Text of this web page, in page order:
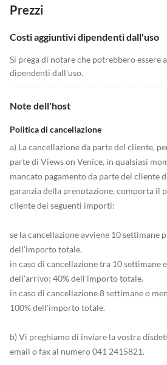
Prezzi
Costi aggiuntivi dipendenti dall'uso
Si prega di notare che potrebbero essere
dipendenti dall'uso.
Note dell'host
Politica di cancellazione
a) La cancellazione da parte del cliente,
parte di Views on Venice, in qualsiasi
mancato pagamento da parte del cliente
garanzia della prenotazione, comporta il
cliente dei seguenti importi:
se la cancellazione avviene 10 settimane
dell'importo totale.
in caso di cancellazione tra 10 settimane
dell'arrivo: 40% dell'importo totale.
in caso di cancellazione 8 settimane o
100% dell'importo totale.
b) Vi preghiamo di inviare la vostra
email o fax al numero 041 2415821.